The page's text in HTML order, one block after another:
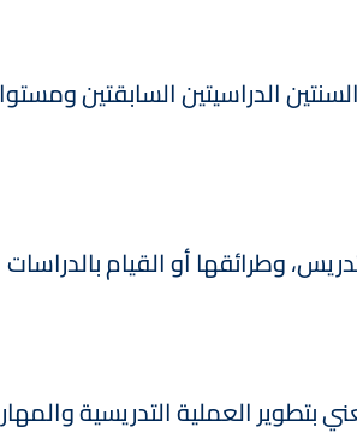
الدراسيتين السابقتين
وطرائقها أو القيام بالدراسات
العملية التدريسية